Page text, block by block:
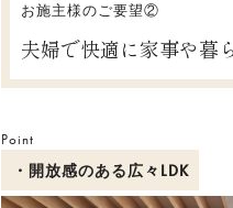
お施主様のご要望②
夫婦で快適に家事や暮
Point
・開放感のある広々LDK